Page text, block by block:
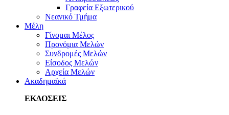
Γραφεία Εξωτερικού
Νεανικό Τμήμα
Μέλη
Γίνομαι Μέλος
Προνόμια Μελών
Συνδρομές Μελών
Είσοδος Μελών
Αρχεία Μελών
Ακαδημαϊκά
ΕΚΔΟΣΕΙΣ